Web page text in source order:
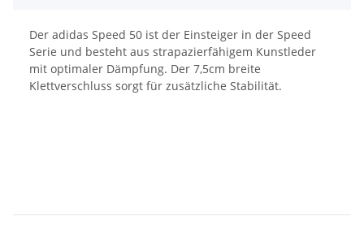
Der adidas Speed 50 ist der Einsteiger in der Speed
Serie und besteht aus strapazierfähigem Kunstleder
mit optimaler Dämpfung. Der 7,5cm breite
Klettverschluss sorgt für zusätzliche Stabilität.